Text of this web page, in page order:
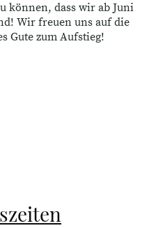
können, dass wir ab Juni
Wir freuen uns auf die
Gute zum Aufstieg!